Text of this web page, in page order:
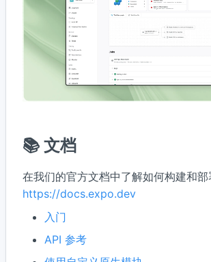
📚 文档
在我们的官方文档中了解如何构建和部
入门
API 参考